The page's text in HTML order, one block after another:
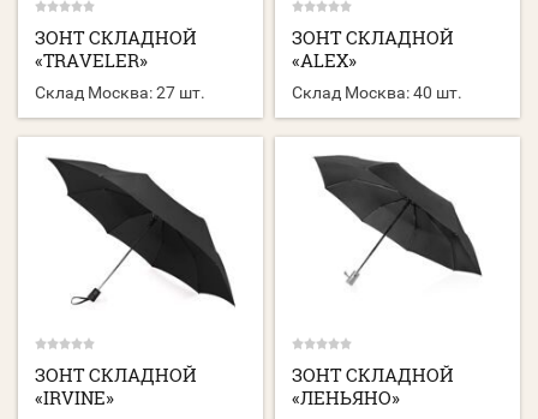
ЗОНТ СКЛАДНОЙ
«TRAVELER»
Склад Москва:27 шт.
ЗОНТ СКЛАДНОЙ
«ALEX»
Склад Москва: 40 шт.
ЗОНТ СКЛАДНОЙ
«IRVINE»
ЗОНТ СКЛАДНОЙ
«ЛЕНЬЯНО»